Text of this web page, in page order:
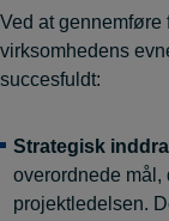
Ved at gennemføre
virksomhedens
succesfuldt:
Strategisk
overordnede
projektledelsen.